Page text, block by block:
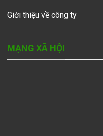
Giới thiệu về công ty
MẠNG XÃ HỘI